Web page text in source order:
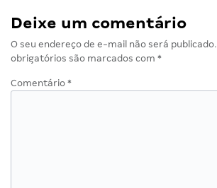
Deixe um comentário
O seu endereço de e-mail não será publicado.
obrigatórios são marcados com *
Comentário *